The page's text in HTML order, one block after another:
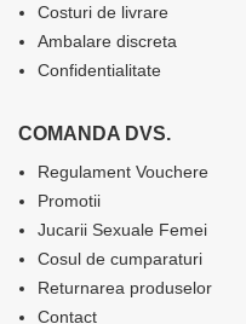
Costuri de livrare
Ambalare discreta
Confidentialitate
COMANDA DVS.
Regulament Vouchere
Promotii
Jucarii Sexuale Femei
Cosul de cumparaturi
Returnarea produselor
Contact